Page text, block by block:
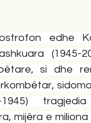
edhe
(1945-
si dhe
mijëra e